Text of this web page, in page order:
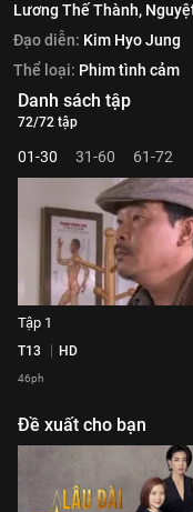
Lương Thế Thành,
Đạo diễn: Kim Hyo Jung
Thể loại: Phim tình cảm
Danh sách tập
72/72 tập
01-30 31-60 61-72
Tập 1
T13 HD
46ph
Đề xuất cho bạn